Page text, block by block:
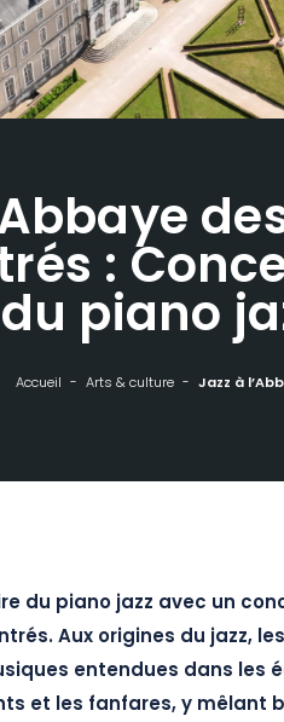
:
piano
Accueil Arts & culture Jazz à l’Abbaye
du piano jazz avec un
Aux origines du jazz,
entendues dans les
et les fanfares, y mêlant